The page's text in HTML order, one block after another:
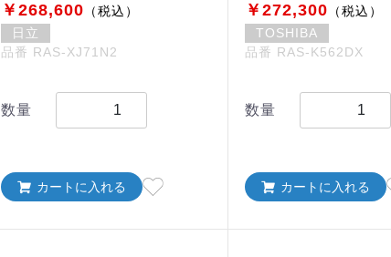
￥268,600 （税込）
日立
品番 RAS-XJ71N2
数量
カートに入れる
￥272,300 （税込）
TOSHIBA
品番 RAS-K562DX
数量
カートに入れる